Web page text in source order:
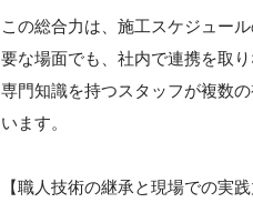
この総合力は、施工スケジュー
要な場面でも、社内で連携を取
専門知識を持つスタッフが複数
います。
【職人技術の継承と現場での実践